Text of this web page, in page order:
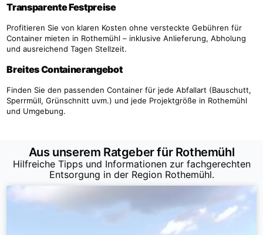
Transparente Festpreise
Profitieren Sie von klaren Kosten ohne versteckte Gebühren für
Container mieten in Rothemühl – inklusive Anlieferung, Abholung
und ausreichend Tagen Stellzeit.
Breites Containerangebot
Finden Sie den passenden Container für jede Abfallart (Bauschutt,
Sperrmüll, Grünschnitt uvm.) und jede Projektgröße in Rothemühl
und Umgebung.
Aus unserem Ratgeber für Rothemühl
Hilfreiche Tipps und Informationen zur fachgerechten
Entsorgung in der Region Rothemühl.